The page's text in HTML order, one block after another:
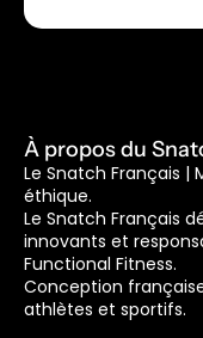
À propos du
Le Snatch Français |
éthique.
Le Snatch Français
innovants et
Functional Fitness.
Conception
athlètes et sportifs.